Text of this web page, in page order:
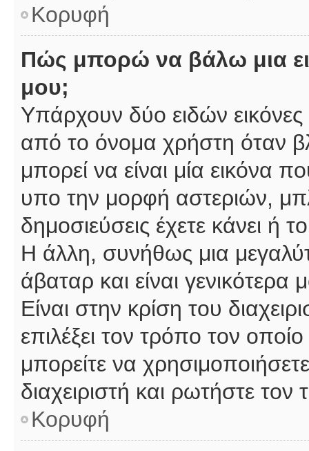
Κορυφή
Πώς μπορώ να βάλω μια
μου;
Υπάρχουν δύο ειδών
από το όνομα χρήστη όταν
μπορεί να είναι μία εικόνα
υπο την μορφή αστεριών,
δημοσιεύσεις έχετε κάνει
Η άλλη, συνήθως μια
άβαταρ και είναι
Είναι στην κρίση του
επιλέξει τον τρόπο τον
μπορείτε να
διαχειριστή και ρωτήστε τον
Κορυφή